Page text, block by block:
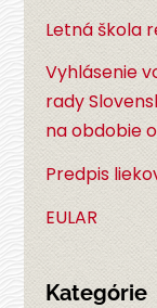
Letná škola
Vyhlásenie
rady
na obdobie
Predpis
EULAR
Kategórie